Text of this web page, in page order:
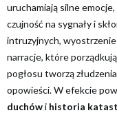
uruchamiają silne
czujność na sygnały i
intruzyjnych, wyostrzenie
narracje, które
pogłosu tworzą
opowieści. W efekcie
duchówi historia